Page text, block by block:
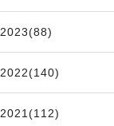
2023(88)
2022(140)
2021(112)